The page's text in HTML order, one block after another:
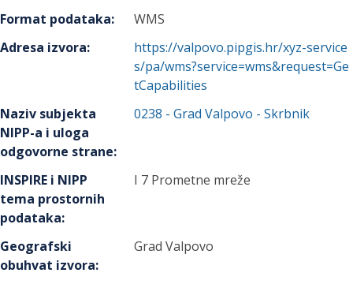
Format podataka:
WMS
Adresa izvora:
https://valpovo.pipgis.hr/xyz-service
s/pa/wms?service=wms&request=Ge
tCapabilities
Naziv subjekta
NIPP-a i uloga
odgovorne strane:
0238 -Grad Valpovo - Skrbnik
INSPIRE i NIPP
tema prostornih
podataka:
I 7 Prometne mreže
Geografski
obuhvat izvora:
Grad Valpovo